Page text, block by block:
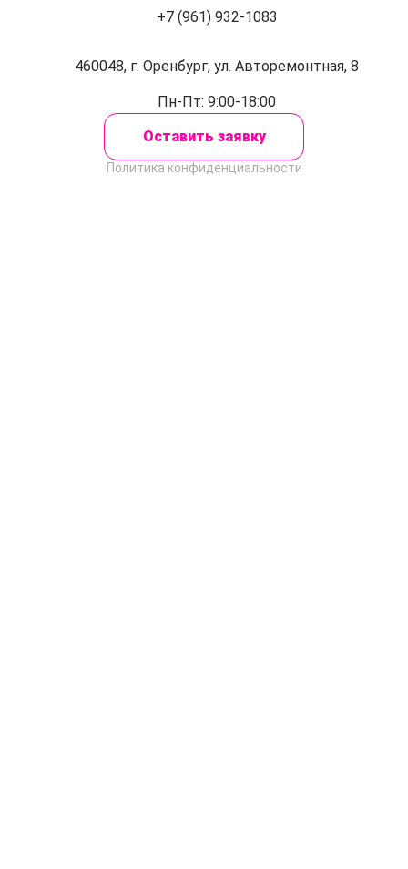
+7 (961) 932-1083
460048, г. Оренбург, ул. Авторемонтная, 8
Пн-Пт: 9:00-18:00
Оставить заявку
Политика конфиденциальности